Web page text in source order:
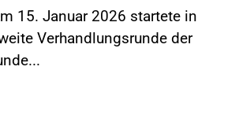
15. Januar 2026 startete in
Verhandlungsrunde der